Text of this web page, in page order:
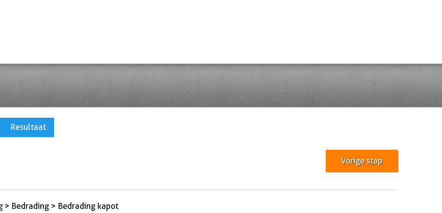
Resultaat
Vorige stap
Bedrading > Bedrading kapot